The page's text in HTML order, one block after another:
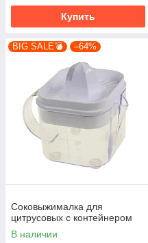
Купить
BIG SALE💣 –64%
Соковыжималка для
цитрусовых с контейнером
В наличии